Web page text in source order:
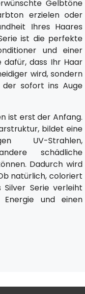
Gelbtöne
erzielen oder
Ihres Haares
ist die perfekte
und einer
dafür, dass Ihr Haar
wird, sondern
sofort ins Auge
ist erst der Anfang.
bildet eine
UV-Strahlen,
schädliche
Dadurch wird
natürlich, coloriert
Serie verleiht
Energie und einen